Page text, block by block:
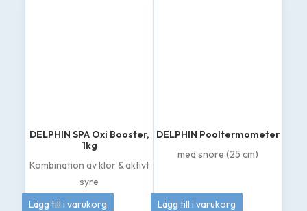
DELPHIN SPA Oxi Booster,
1kg
Kombination av klor & aktivt
syre
389kr
Lägg till i varukorg
DELPHIN Pooltermometer
med snöre (25 cm)
60kr
Lägg till i varukorg